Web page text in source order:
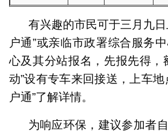
有兴趣的市民可于三月九
户通”或亲临市政署综合服务
心及其分站报名，先报先得，
动”设有专车来回接送，上车地
户通”了解详情。
为响应环保，建议参加者